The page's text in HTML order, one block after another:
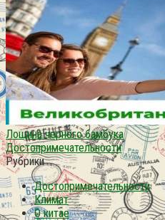
Лощина черного бамбука
Достопримечательности
Рубрики
Достопримечательности
Климат
О китае